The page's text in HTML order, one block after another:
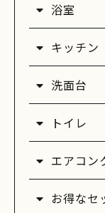
浴室
キッチン
洗面台
トイレ
エアコン
お得なセ